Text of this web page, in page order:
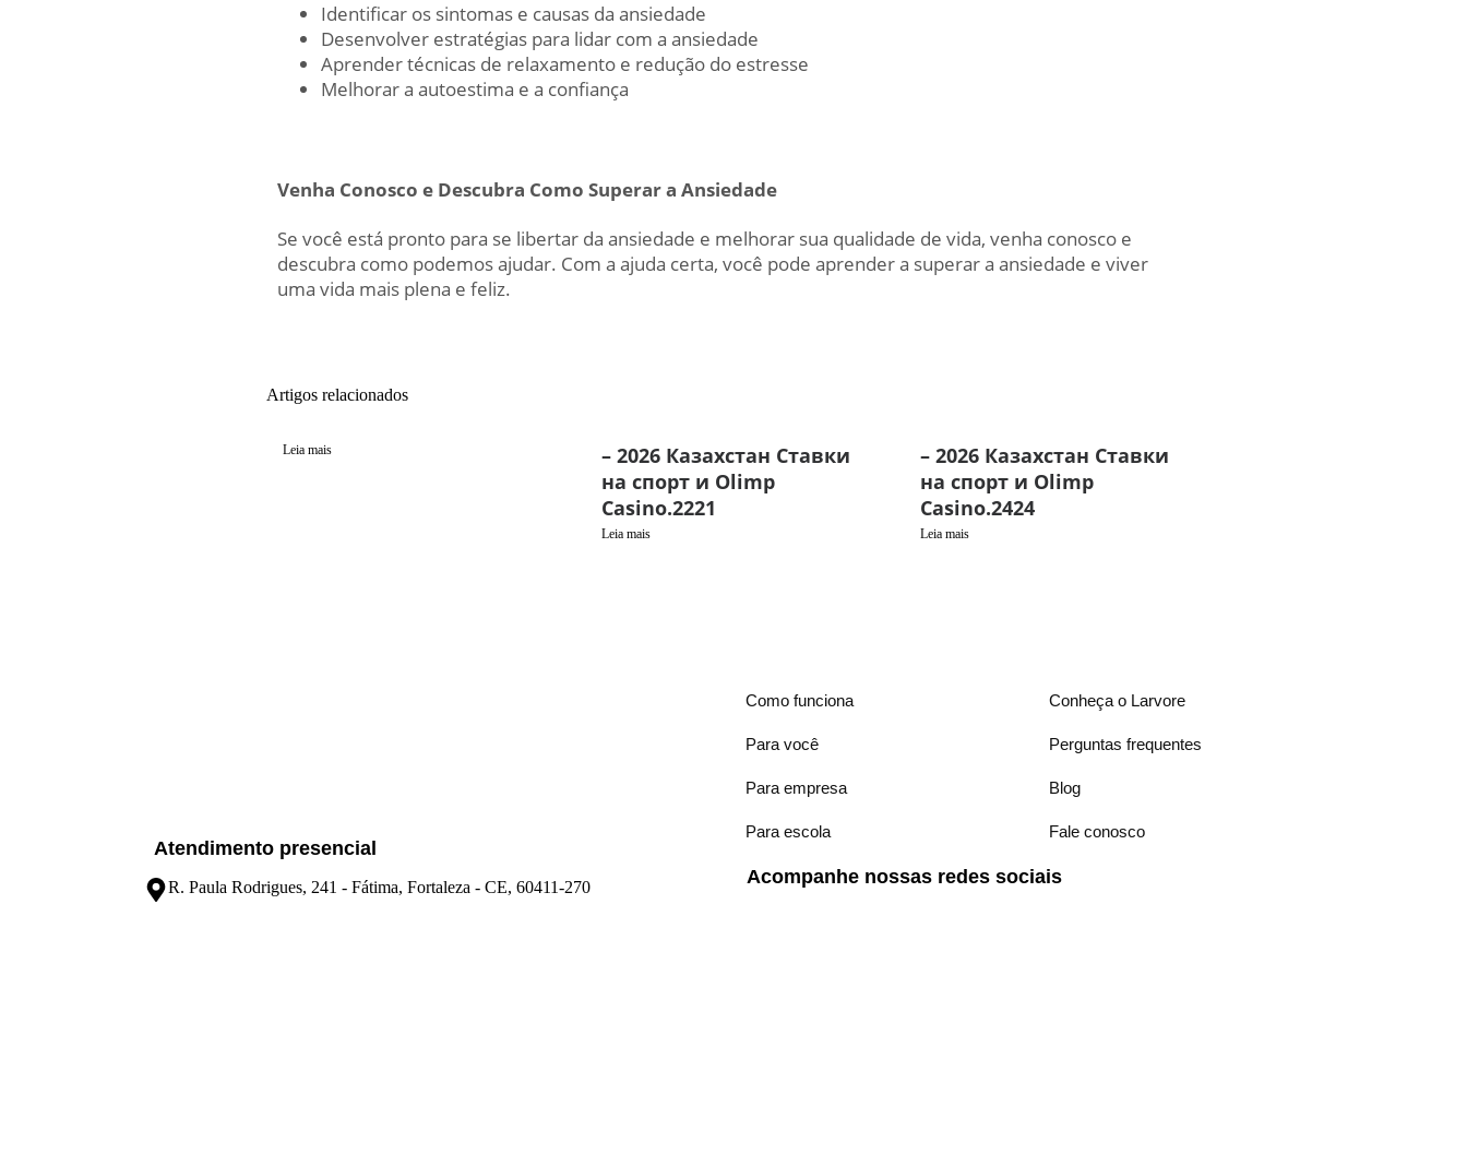
Identificar os sintomas e causas da ansiedade
Desenvolver estratégias para lidar com a ansiedade
Aprender técnicas de relaxamento e redução do estresse
Melhorar a autoestima e a confiança
Venha Conosco e Descubra Como Superar a Ansiedade
Se você está pronto para se libertar da ansiedade e melhorar sua qualidade de vida, venha conosco e
descubra como podemos ajudar. Com a ajuda certa, você pode aprender a superar a ansiedade e viver
uma vida mais plena e feliz.
Artigos relacionados
Leia mais
– 2026 Казахстан Ставки
на спорт и Olimp
Casino.2221
Leia mais
– 2026 Казахстан Ставки
на спорт и Olimp
Casino.2424
Leia mais
Atendimento presencial
R. Paula Rodrigues, 241 - Fátima, Fortaleza - CE, 60411-270
Como funciona
Para você
Para empresa
Para escola
Conheça o Larvore
Perguntas frequentes
Blog
Fale conosco
Acompanhe nossas redes sociais